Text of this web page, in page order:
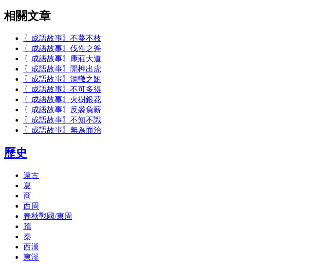
相關文章
〖成語故事〗不蔓不枝
〖成語故事〗伐性之斧
〖成語故事〗康莊大道
〖成語故事〗開柙出虎
〖成語故事〗涸轍之鮒
〖成語故事〗不可多得
〖成語故事〗火樹銀花
〖成語故事〗反裘負薪
〖成語故事〗不知不識
〖成語故事〗無為而治
歷史
遠古
夏
商
西周
春秋戰國/東周
隋
秦
西漢
東漢